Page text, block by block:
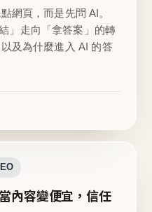
網頁，而是先問 AI。
」走向「拿答案」的轉
及為什麼進入 AI 的答
內容變便宜，信任